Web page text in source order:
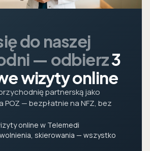
do naszej
— odbierz3
wizyty online
partnerską jako
— bezpłatnie na NFZ, bez
online w Telemedi
skierowania — wszystko